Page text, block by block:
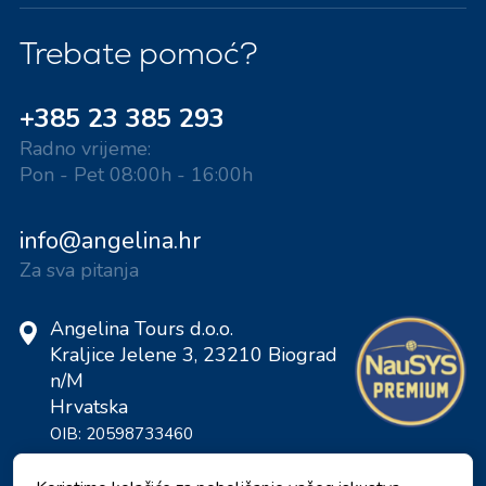
Trebate pomoć?
+385 23 385 293
Radno vrijeme:
Pon - Pet 08:00h - 16:00h
info@angelina.hr
Za sva pitanja
Angelina Tours d.o.o.
Kraljice Jelene 3, 23210 Biograd
n/M
Hrvatska
OIB: 20598733460
ID: HR-AB-23-060130534, MB: